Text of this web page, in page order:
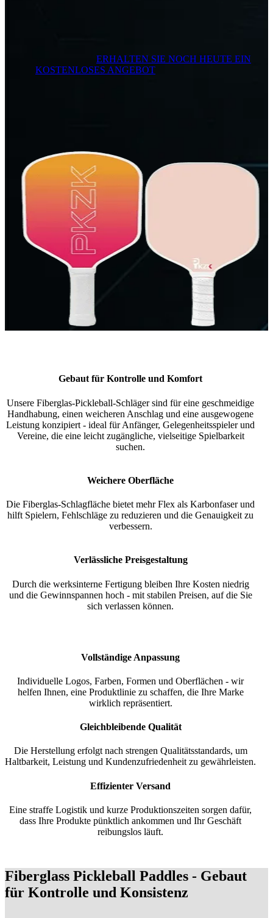
ERHALTEN SIE NOCH HEUTE EIN
KOSTENLOSES ANGEBOT
Gebaut für Kontrolle und Komfort
Unsere Fiberglas-Pickleball-Schläger sind für eine geschmeidige
Handhabung, einen weicheren Anschlag und eine ausgewogene
Leistung konzipiert - ideal für Anfänger, Gelegenheitsspieler und
Vereine, die eine leicht zugängliche, vielseitige Spielbarkeit
suchen.
Weichere Oberfläche
Die Fiberglas-Schlagfläche bietet mehr Flex als Karbonfaser und
hilft Spielern, Fehlschläge zu reduzieren und die Genauigkeit zu
verbessern.
Verlässliche Preisgestaltung
Durch die werksinterne Fertigung bleiben Ihre Kosten niedrig
und die Gewinnspannen hoch - mit stabilen Preisen, auf die Sie
sich verlassen können.
Vollständige Anpassung
Individuelle Logos, Farben, Formen und Oberflächen - wir
helfen Ihnen, eine Produktlinie zu schaffen, die Ihre Marke
wirklich repräsentiert.
Gleichbleibende Qualität
Die Herstellung erfolgt nach strengen Qualitätsstandards, um
Haltbarkeit, Leistung und Kundenzufriedenheit zu gewährleisten.
Effizienter Versand
Eine straffe Logistik und kurze Produktionszeiten sorgen dafür,
dass Ihre Produkte pünktlich ankommen und Ihr Geschäft
reibungslos läuft.
Fiberglass Pickleball Paddles - Gebaut
für Kontrolle und Konsistenz